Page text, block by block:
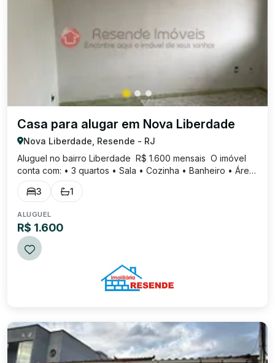
Casa para alugar em Nova Liberdade
Nova Liberdade, Resende - RJ
Aluguel no bairro Liberdade R$ 1.600 mensais O imóvel
conta com: • 3 quartos • Sala • Cozinha • Banheiro • Área
de serviço • Quintal amplo Localizado no bairro Liberdade,
ideal para quem busca espaço e conforto para a família.
3 1
ALUGUEL
R$ 1.600